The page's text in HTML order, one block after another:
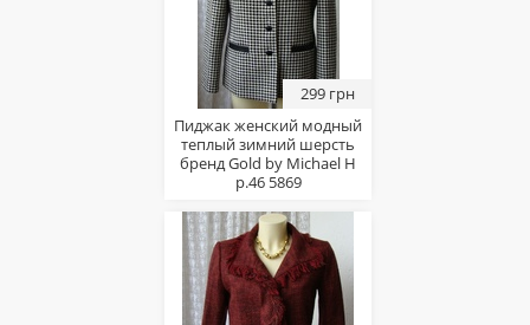
299 грн
Пиджак женский модный
теплый зимний шерсть
бренд Gold by Michael H
р.46 5869